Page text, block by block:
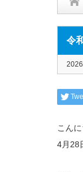
令
こん
4月28